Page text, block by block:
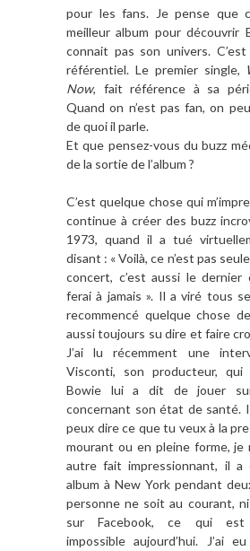
pour les fans. Je pense que
meilleur album pour découvrir
connait pas son univers.
référentiel. Le premier single,
Now, fait référence à sa
Quand on n’est pas fan, on
de quoi il parle.
Et que pensez-vous du buzz m
de la sortie de l’album ?
C’est quelque chose qui
continue à créer des buzz
1973, quand il a tué
disant : « Voilà, ce n’est pas
concert, c’est aussi le
ferai à jamais ». Il a viré tous
recommencé quelque chose
aussi toujours su dire et faire
J’ai lu récemment une
Visconti, son producteur, qui
Bowie lui a dit de jouer
concernant son état de santé.
peux dire ce que tu veux à la
mourant ou en pleine forme, je
autre fait impressionnant, il a
album à New York pendant
personne ne soit au courant,
sur Facebook, ce qui est
impossible aujourd’hui. J’ai